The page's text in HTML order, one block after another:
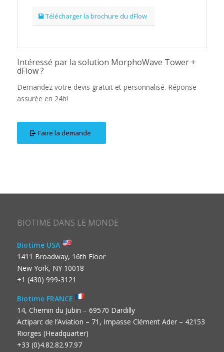
Télécharger la brochure du dFlow
Intéressé par la solution MorphoWave Tower +
dFlow ?
Demandez votre devis gratuit et personnalisé. Réponse
assurée en 24h!
Faire la demande
BIOTIME DANS LE MONDE
Biotime USA
1411 Broadway, 16th Floor
New York, NY 10018
+1 (430) 999-3121
Biotime FRANCE
14, Chemin du Jubin – 69570 Dardilly
Actiparc de l’Aviation – 71, Impasse Clément Ader – 42153
Riorges (Headquarter)
+33 (0)4.82.82.97.97